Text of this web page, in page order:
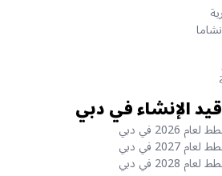
الإنشاء في دبي
في دبي
في دبي
في دبي